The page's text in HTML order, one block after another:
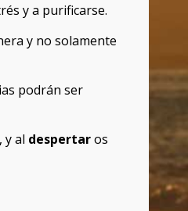
y a purificarse.
y no solamente
podrán ser
y al despertaros